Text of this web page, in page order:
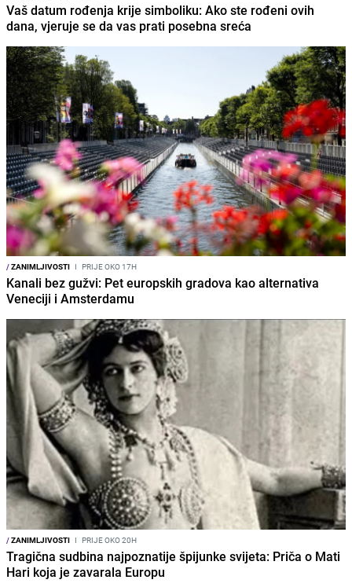
Vaš datum rođenja krije simboliku: Ako ste rođeni ovih
dana, vjeruje se da vas prati posebna sreća
/ZANIMLJIVOSTI I PRIJE OKO 17H
Kanali bez gužvi: Pet europskih gradova kao alternativa
Veneciji i Amsterdamu
/ZANIMLJIVOSTI I PRIJE OKO 20H
Tragična sudbina najpoznatije špijunke svijeta: Priča o Mati
Hari koja je zavarala Europu